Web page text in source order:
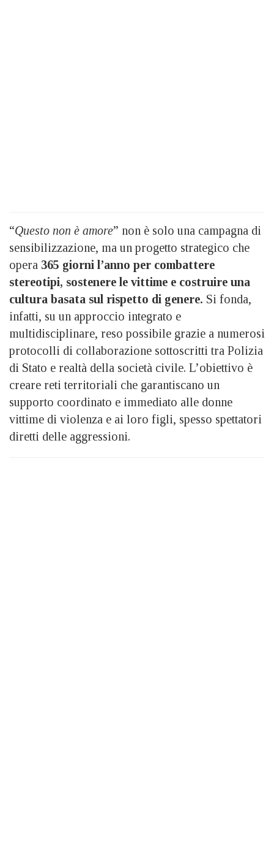
“Questo non è amore” non è solo una campagna di
sensibilizzazione, ma un progetto strategico che
opera 365 giorni l’anno per combattere
stereotipi, sostenere le vittime e costruire una
cultura basata sul rispetto di genere. Si fonda,
infatti, su un approccio integrato e
multidisciplinare, reso possibile grazie a numerosi
protocolli di collaborazione sottoscritti tra Polizia
di Stato e realtà della società civile. L’obiettivo è
creare reti territoriali che garantiscano un
supporto coordinato e immediato alle donne
vittime di violenza e ai loro figli, spesso spettatori
diretti delle aggressioni.